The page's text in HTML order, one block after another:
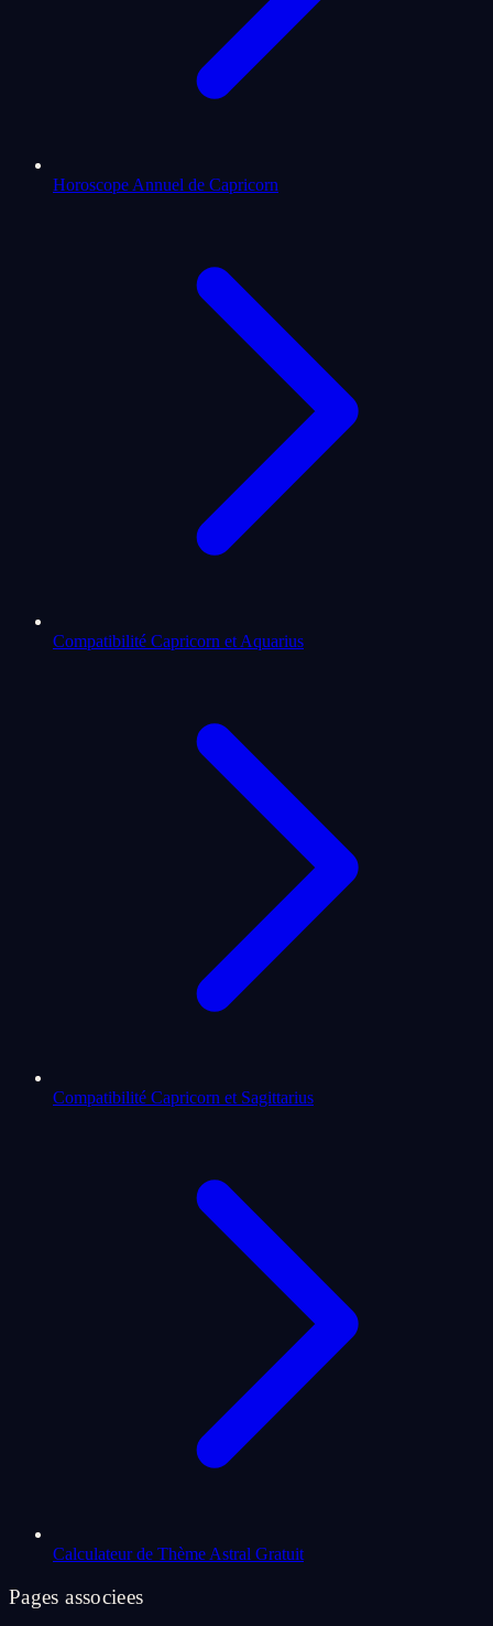
Horoscope Annuel de Capricorn
Compatibilité Capricorn et Aquarius
Compatibilité Capricorn et Sagittarius
Calculateur de Thème Astral Gratuit
Pages associees